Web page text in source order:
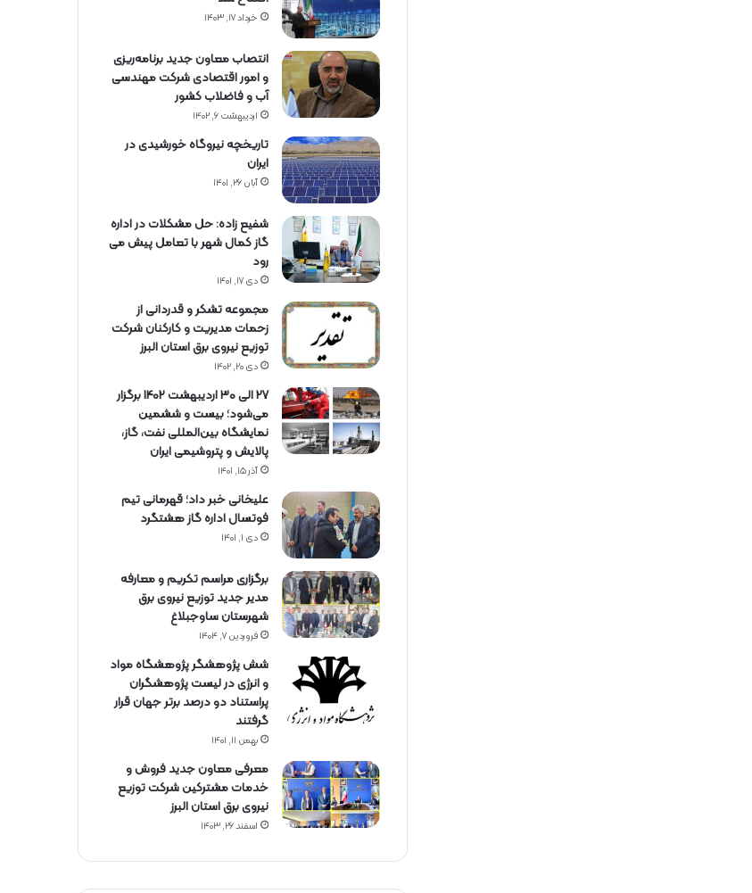
خرداد ۱۷, ۱۴۰۳
انتصاب معاون جدید برنامه‌ریزی
و امور اقتصادی شرکت مهندسی
آب و فاضلاب کشور
اردیبهشت ۶, ۱۴۰۲
تاریخچه نیروگاه خورشیدی در
ایران
آبان ۲۶, ۱۴۰۱
شفیع زاده: حل مشکلات در اداره
گاز کمال شهر با تعامل پیش می
رود
دی ۱۷, ۱۴۰۱
مجموعه تشکر و قدردانی از
زحمات مدیریت و کارکنان شرکت
توزیع نیروی برق استان البرز
دی ۲۰, ۱۴۰۲
27 الی 30 اردیبهشت 1402 برگزار
می‌شود؛ بیست و ششمین
نمایشگاه بین‌المللی نفت، گاز،
پالایش و پتروشیمی ایران
آذر ۱۵, ۱۴۰۱
علیخانی خبر داد؛ قهرمانی تیم
فوتسال اداره گاز هشتگرد
دی ۱, ۱۴۰۱
برگزاری مراسم تكریم و معارفه
مدیر جدید توزیع نیروی برق
شهرستان ساوجبلاغ
فروردین ۷, ۱۴۰۴
شش پژوهشگر پژوهشگاه مواد
و انرژی در لیست پژوهشگران
پراستناد دو درصد برتر جهان قرار
گرفتند
بهمن ۱۱, ۱۴۰۱
معرفی معاون جدید فروش و
خدمات مشتركین شركت توزیع
نیروی برق استان البرز
اسفند ۲۶, ۱۴۰۳